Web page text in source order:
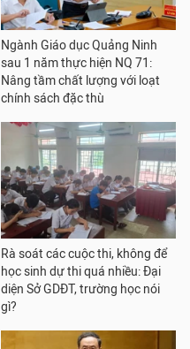
Ngành Giáo dục Quảng Ninh
sau 1 năm thực hiện NQ 71:
Nâng tầm chất lượng với loạt
chính sách đặc thù
Rà soát các cuộc thi, không để
học sinh dự thi quá nhiều: Đại
diện Sở GDĐT, trường học nói
gì?